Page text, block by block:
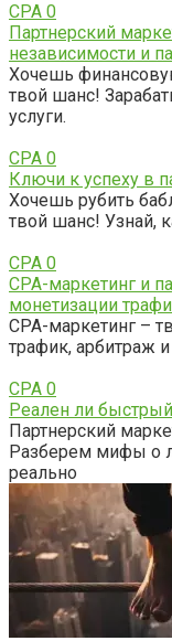
CPA 0
Партнерский
независимости и
Хочешь
твой шанс!
услуги.
CPA 0
Ключи к успеху в
Хочешь рубить
твой шанс! Узнай,
CPA 0
CPA-маркетинг и
монетизации
CPA-маркетинг –
трафик, арбитраж
CPA 0
Реален ли
Партнерский
Разберем мифы о
реально